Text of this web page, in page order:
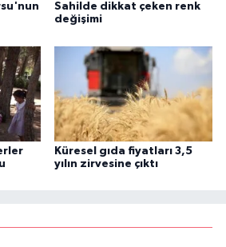
Sahilde dikkat çeken renk
değişimi
Küresel gıda fiyatları 3,5
yılın zirvesine çıktı